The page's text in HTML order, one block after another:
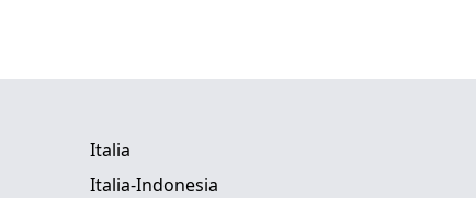
Italia
Italia-Indonesia